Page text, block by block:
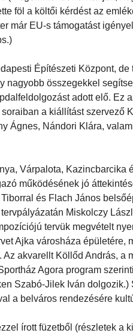
föl a költői kérdést az
már EU-s támogatást
Építészeti Központ,
összegekkel
adott elő. Ez
a kiállítást szervező
Ágnes, Nándori Klára,
Várpalota, Kazincbarcika
működésének jó
és Flach János
Miskolczy
tervük megvételt
Ajka városháza épületére,
akvarellt Köllőd András, a
Agora program
Szabó-Jilek Iván
a belváros rendezésére
írott füzetből (részletek a